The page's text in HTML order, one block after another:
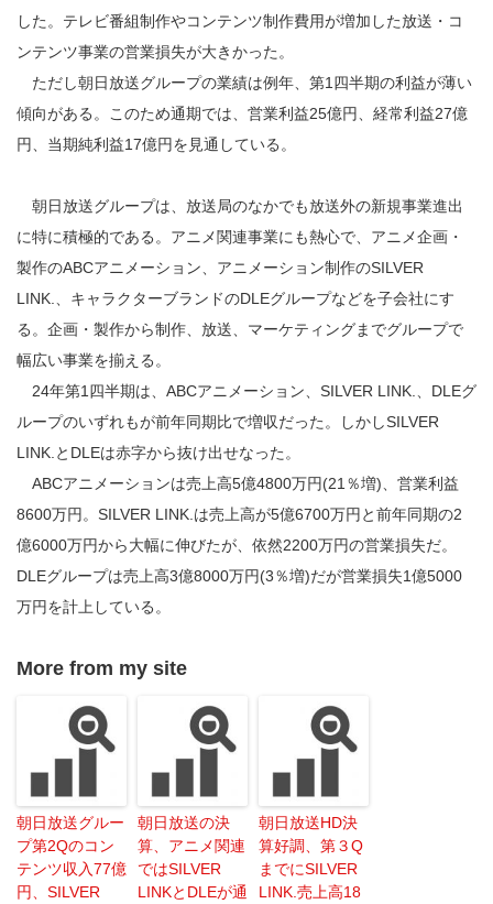
した。テレビ番組制作やコンテンツ制作費用が増加した放送・コ
ンテンツ事業の営業損失が大きかった。
ただし朝日放送グループの業績は例年、第1四半期の利益が薄い
傾向がある。このため通期では、営業利益25億円、経常利益27億
円、当期純利益17億円を見通している。
朝日放送グループは、放送局のなかでも放送外の新規事業進出
に特に積極的である。アニメ関連事業にも熱心で、アニメ企画・
製作のABCアニメーション、アニメーション制作のSILVER
LINK.、キャラクターブランドのDLEグループなどを子会社にす
る。企画・製作から制作、放送、マーケティングまでグループで
幅広い事業を揃える。
24年第1四半期は、ABCアニメーション、SILVER LINK.、DLEグ
ループのいずれもが前年同期比で増収だった。しかしSILVER
LINK.とDLEは赤字から抜け出せなった。
ABCアニメーションは売上高5億4800万円(21％増)、営業利益
8600万円。SILVER LINK.は売上高が5億6700万円と前年同期の2
億6000万円から大幅に伸びたが、依然2200万円の営業損失だ。
DLEグループは売上高3億8000万円(3％増)だが営業損失1億5000
万円を計上している。
More from my site
朝日放送グルー
プ第2Qのコン
テンツ収入77億
円、SILVER
朝日放送の決
算、アニメ関連
ではSILVER
LINKとDLEが通
朝日放送HD決
算好調、第３Q
までにSILVER
LINK.売上高18